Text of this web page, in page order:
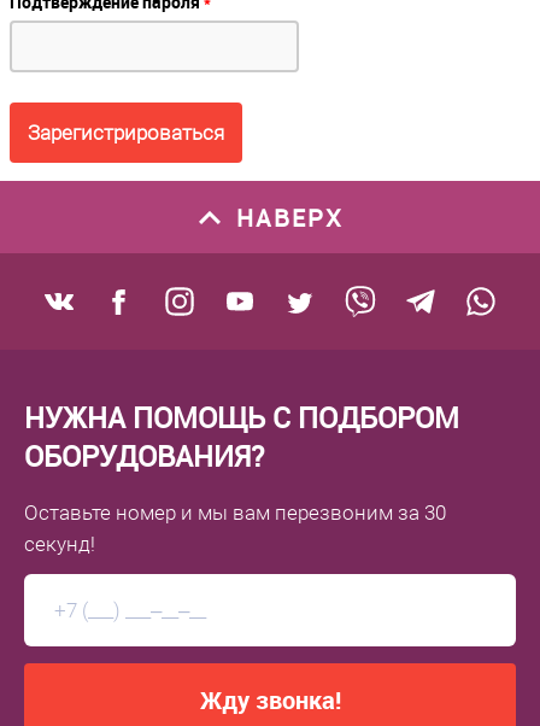
НАВЕРХ
НУЖНА ПОМОЩЬ С ПОДБОРОМ
ОБОРУДОВАНИЯ?
Оставьте номер и мы вам перезвоним за 30
секунд!
Жду звонка!